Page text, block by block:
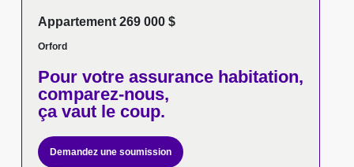
Appartement 269 000 $
Orford
Pour votreassurance habitation,
comparez-nous,
ça vaut le coup.
Demandez une soumission